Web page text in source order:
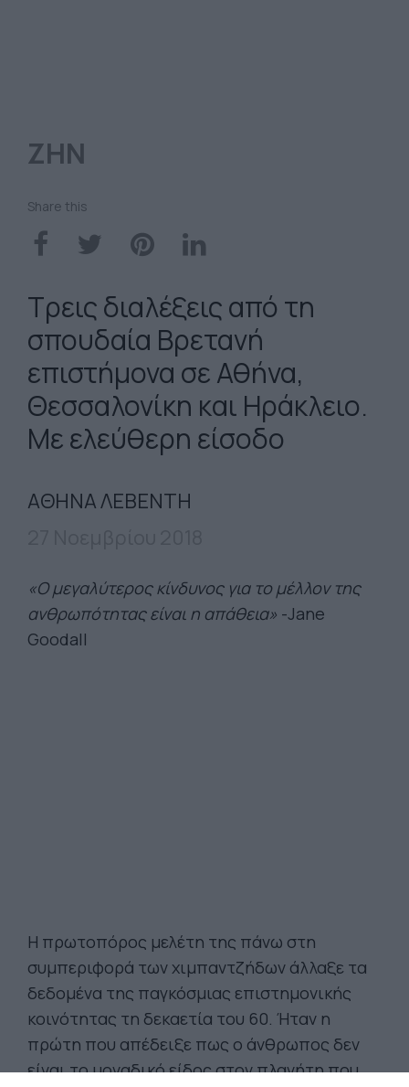
ΖΗΝ
Share this
Τρεις διαλέξεις από τη
σπουδαία Βρετανή
επιστήμονα σε Αθήνα,
Θεσσαλονίκη και Ηράκλειο.
Με ελεύθερη είσοδο
ΑΘΗΝΑ ΛΕΒΕΝΤΗ
«Ο μεγαλύτερος κίνδυνος για το μέλλον της
ανθρωπότητας είναι η απάθεια» -Jane
Goodall
Η πρωτοπόρος μελέτη της πάνω στη
συμπεριφορά των χιμπαντζήδων άλλαξε τα
δεδομένα της παγκόσμιας επιστημονικής
κοινότητας τη δεκαετία του 60. Ήταν η
πρώτη που απέδειξε πως ο άνθρωπος δεν
είναι το μοναδικό είδος στον πλανήτη που